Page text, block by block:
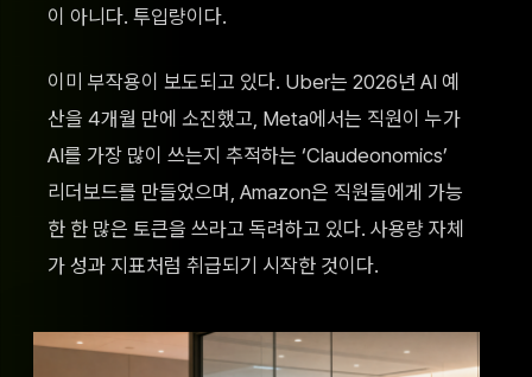
이 아니다. 투입량이다.
이미 부작용이 보도되고 있다. Uber는 2026년 AI 예
산을 4개월 만에 소진했고, Meta에서는 직원이 누가
AI를 가장 많이 쓰는지 추적하는 ‘Claudeonomics’
리더보드를 만들었으며, Amazon은 직원들에게 가능
한 한 많은 토큰을 쓰라고 독려하고 있다. 사용량 자체
가 성과 지표처럼 취급되기 시작한 것이다.